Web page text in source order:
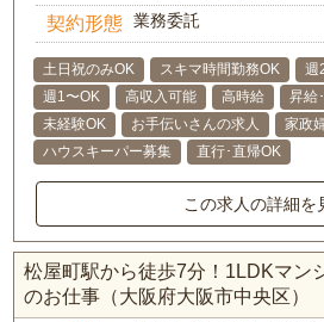
契約形態 業務委託
土日祝のみOK スキマ時間勤務OK
週
週1〜OK
高収入可能 高時給 昇給
未経験OK
お手伝いさんの求人
家政
ハウスキーパー募集
直行･直帰OK
この求人の詳細を
松屋町駅から徒歩7分！1LDKマン
のお仕事（大阪府大阪市中央区）